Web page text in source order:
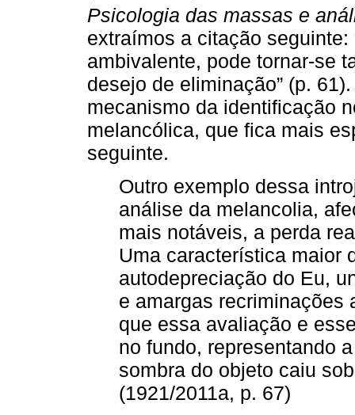
Psicologia das massas e
extraímos a citação
ambivalente, pode tornar-se
desejo de eliminação” (p.
mecanismo da identificação
melancólica, que fica mais
seguinte.
Outro exemplo dessa
análise da melancolia,
mais notáveis, a perda
Uma característica maior
autodepreciação do Eu,
e amargas recriminações
que essa avaliação e
no fundo, representando
sombra do objeto caiu
(1921/2011a, p. 67)